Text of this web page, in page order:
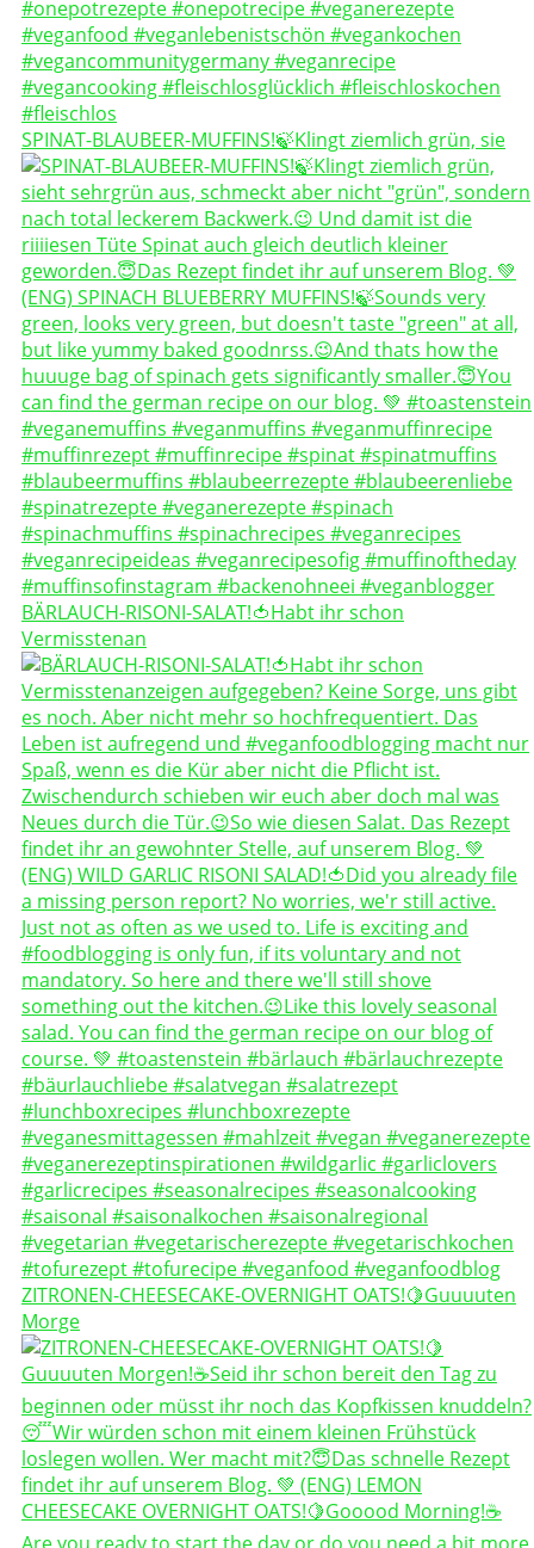
SPINAT-BLAUBEER-MUFFINS!🍃Klingt ziemlich grün, sie
BÄRLAUCH-RISONI-SALAT!🍅Habt ihr schon
Vermisstenan
ZITRONEN-CHEESECAKE-OVERNIGHT OATS!🍋Guuuuten
Morge